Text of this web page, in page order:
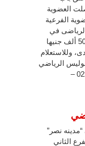
العضوية
الفرعية
في
مدينة الشروق، وتكلفه العضوية 500 ألف جنيها
وللاستعلام
الرياضي
يمكنكم الاتصال بارقام 0224170061 –
نصر”
الثاني